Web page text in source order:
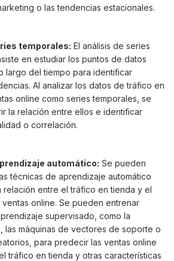
o las tendencias estacionales.
temporales: El análisis de series
en estudiar los puntos de datos
largo del tiempo para identificar
AI analizar los datos de tráfico en
online como series temporales, se
la relación entre ellos e identificar
o correlación.
automático: Se pueden
técnicas de aprendizaje automático
relación entre el tráfico en tienda y el
ventas online. Se pueden entrenar
supervisado, como la
las máquinas de vectores de soporte o
para predecir las ventas online
tráfico en tienda y otras características